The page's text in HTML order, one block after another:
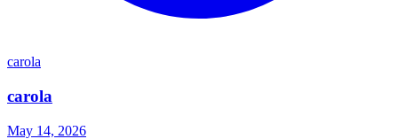
carola
carola
May 14, 2026